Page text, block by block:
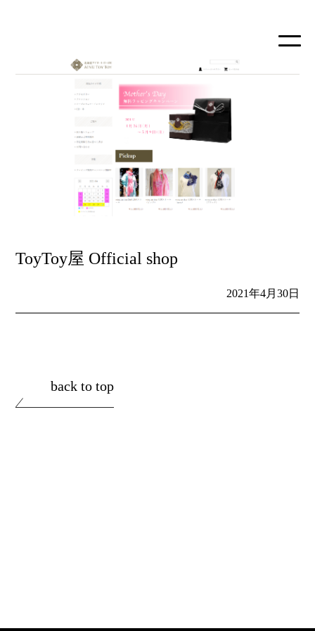
ToyToy屋 Official shop
2021年4月30日
back to top